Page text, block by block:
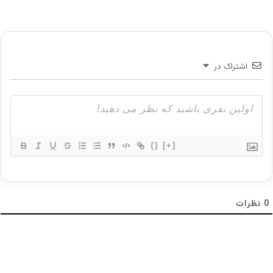
مقایسه هزینه‌ها در خرید آنلاین و حضوری
نهایی معامله است.
در خرید از طلافروشی معمولاً عواملی مانند:
مالیات
اشتراک در
{} [+]
0 نظرات